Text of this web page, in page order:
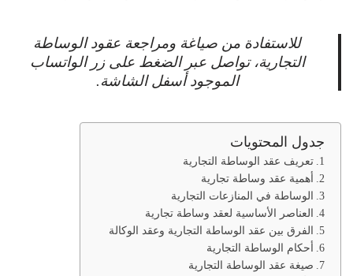
للاستفادة من صياغة ومراجعة عقود الوساطة
التجارية، تواصل عبر الضغط على زر الواتساب
الموجود أسفل الشاشة.
جدول المحتويات
تعريف عقد الوساطة التجارية
أهمية عقد وساطة تجارية
الوساطة في المنازعات التجارية
العناصر الأساسية لعقد وساطة تجارية
الفرق بين عقد الوساطة التجارية وعقد الوكالة
أحكام الوساطة التجارية
صيغة عقد الوساطة التجارية